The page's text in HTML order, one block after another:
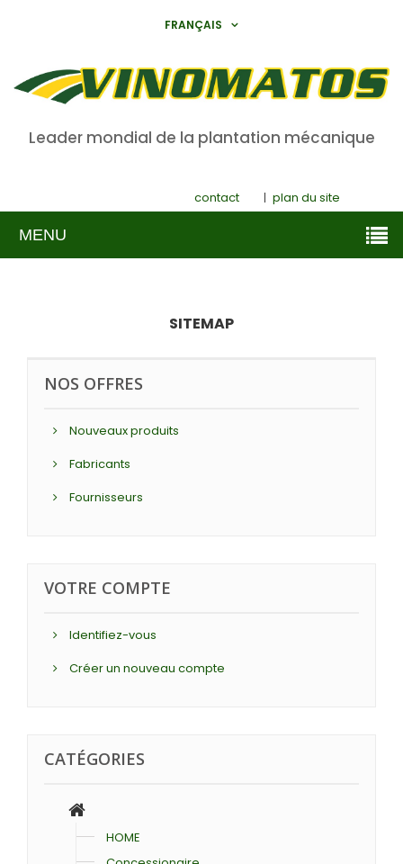
FRANÇAIS
Leader mondial de la plantation mécanique
contact plan du site
MENU
SITEMAP
NOS OFFRES
Nouveaux produits
Fabricants
Fournisseurs
VOTRE COMPTE
Identifiez-vous
Créer un nouveau compte
CATÉGORIES
HOME